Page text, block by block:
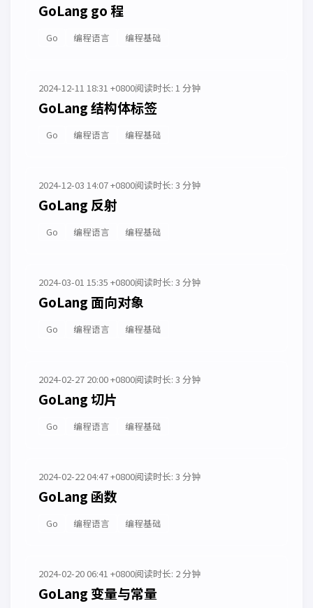
GoLang go 程
Go 编程语言 编程基础
2024-12-11 18:31 +0800阅读时长: 1 分钟
GoLang 结构体标签
Go 编程语言 编程基础
2024-12-03 14:07 +0800阅读时长: 3 分钟
GoLang 反射
Go 编程语言 编程基础
2024-03-01 15:35 +0800阅读时长: 3 分钟
GoLang 面向对象
Go 编程语言 编程基础
2024-02-27 20:00 +0800阅读时长: 3 分钟
GoLang 切片
Go 编程语言 编程基础
2024-02-22 04:47 +0800阅读时长: 3 分钟
GoLang 函数
Go 编程语言 编程基础
2024-02-20 06:41 +0800阅读时长: 2 分钟
GoLang 变量与常量